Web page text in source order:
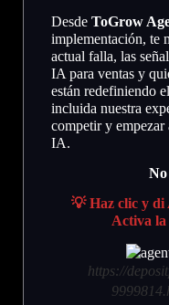
Desde ToGrow
implementación, te
actual falla, las
IA para ventas y
están redefiniendo
incluida nuestra
competir y
IA.
No
💡 Haz clic y di
Activa
https://